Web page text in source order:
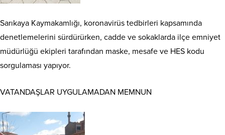
Sarıkaya Kaymakamlığı, koronavirüs tedbirleri kapsamında
denetlemelerini sürdürürken, cadde ve sokaklarda ilçe emniyet
müdürlüğü ekipleri tarafından maske, mesafe ve HES kodu
sorgulaması yapıyor.
VATANDAŞLAR UYGULAMADAN MEMNUN